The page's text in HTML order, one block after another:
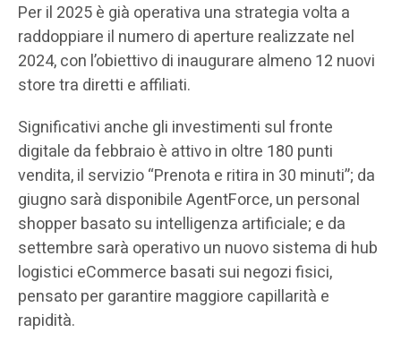
Per il 2025 è già operativa una strategia volta a
raddoppiare il numero di aperture realizzate nel
2024, con l’obiettivo di inaugurare almeno 12 nuovi
store tra diretti e affiliati.
Significativi anche gli investimenti sul fronte
digitale da febbraio è attivo in oltre 180 punti
vendita, il servizio “Prenota e ritira in 30 minuti”; da
giugno sarà disponibile AgentForce, un personal
shopper basato su intelligenza artificiale; e da
settembre sarà operativo un nuovo sistema di hub
logistici eCommerce basati sui negozi fisici,
pensato per garantire maggiore capillarità e
rapidità.